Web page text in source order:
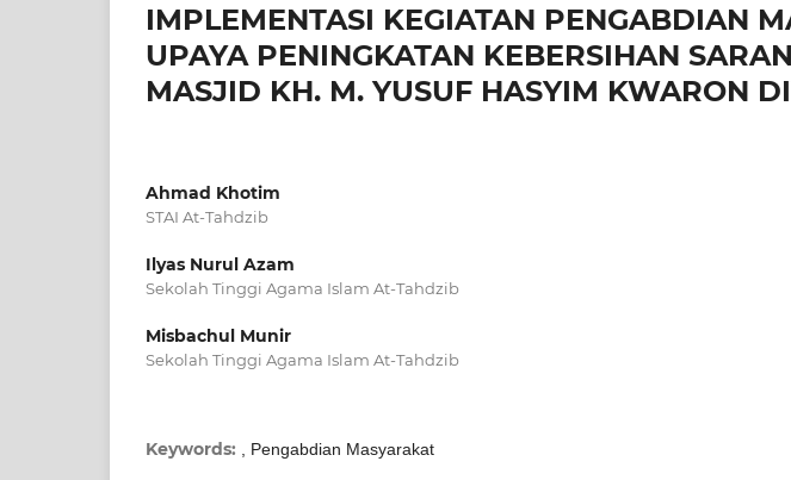
IMPLEMENTASI KEGIATAN PENGABDIAN
UPAYA PENINGKATAN KEBERSIHAN
MASJID KH. M. YUSUF HASYIM KWARON
Ahmad Khotim
STAI At-Tahdzib
Ilyas Nurul Azam
Sekolah Tinggi Agama Islam At-Tahdzib
Misbachul Munir
Sekolah Tinggi Agama Islam At-Tahdzib
Keywords: , Pengabdian Masyarakat